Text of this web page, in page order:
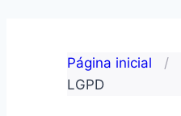
Página inicial /
LGPD